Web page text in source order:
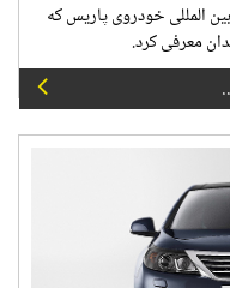
المللی خودروی پاریس که